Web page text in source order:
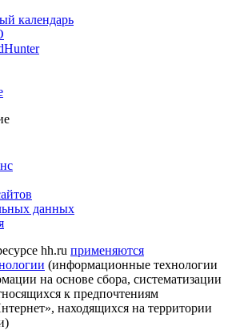
календарь
данных
hh.ru применяются
(информационные технологии
на основе сбора, систематизации
к предпочтениям
находящихся на территории